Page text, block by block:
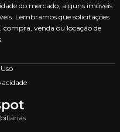
do mercado, alguns imóveis
Lembramos que solicitações
venda ou locação de